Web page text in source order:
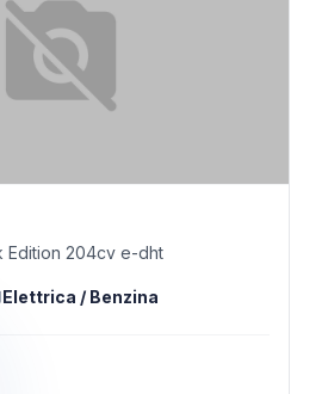
Edition 204cv e-dht
Elettrica / Benzina